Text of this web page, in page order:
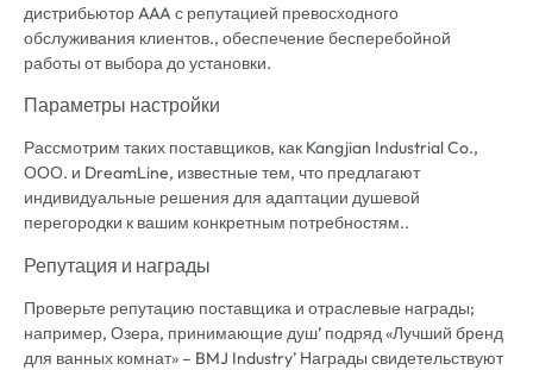
дистрибьютор AAA с репутацией превосходного
обслуживания клиентов., обеспечение бесперебойной
работы от выбора до установки.
Параметры настройки
Рассмотрим таких поставщиков, как Kangjian Industrial Co.,
ООО. и DreamLine, известные тем, что предлагают
индивидуальные решения для адаптации душевой
перегородки к вашим конкретным потребностям..
Репутация и награды
Проверьте репутацию поставщика и отраслевые награды;
например, Озера, принимающие душ’ подряд «Лучший бренд
для ванных комнат» – BMJ Industry’ Награды свидетельствуют